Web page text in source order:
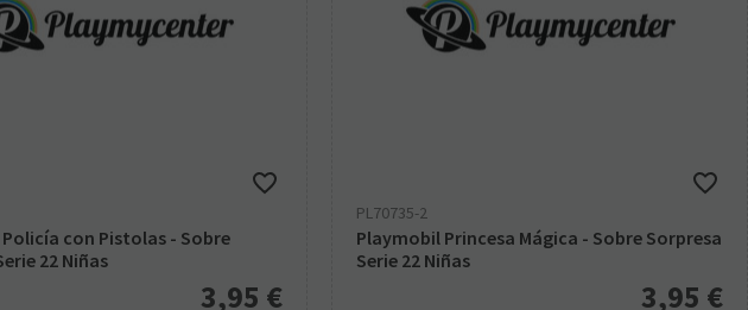
con Pistolas - Sobre
22 Niñas
3,95 €
PL70735-2
Playmobil Princesa Mágica - Sobre Sorpresa
Serie 22 Niñas
3,95 €